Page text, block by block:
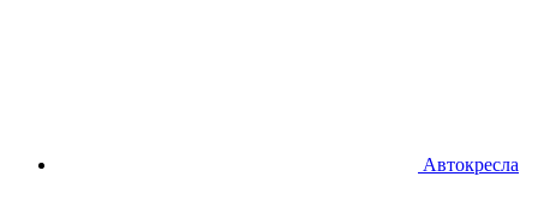
Автокресла